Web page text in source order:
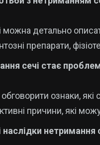
можна детально
препарати,
сечі стає
ознаки, які
причини, які
наслідки